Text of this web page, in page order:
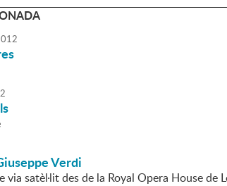
Verdi
via satèl·lit des de la Royal Opera House de